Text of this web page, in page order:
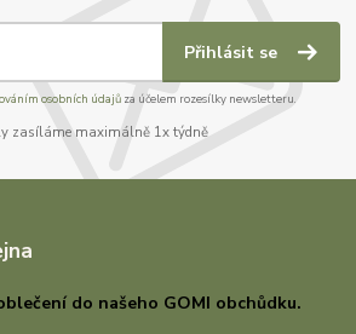
Přihlásit se
osobních údajůza účelem rozesílky newsletteru.
zasíláme maximálně 1x týdně
do našeho GOMI obchůdku.